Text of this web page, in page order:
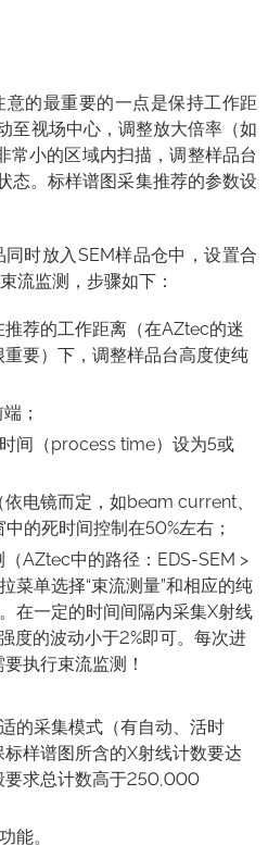
的最重要的一点是保持工作距
至视场中心，调整放大倍率（如
常小的区域内扫描，调整样品台
态。标样谱图采集推荐的参数设
时放入SEM样品仓中，设置合
流监测，步骤如下：
荐的工作距离（在AZtec的迷
要）下，调整样品台高度使纯
；
间（process time）设为5或
电镜而定，如beam current、
的死时间控制在50%左右；
AZtec中的路径：EDS-SEM >
菜单选择“束流测量”和相应的纯
在一定的时间间隔内采集X射线
度的波动小于2%即可。每次进
执行束流监测！
的采集模式（有自动、活时
样谱图所含的X射线计数要达
要求总计数高于250,000
能。